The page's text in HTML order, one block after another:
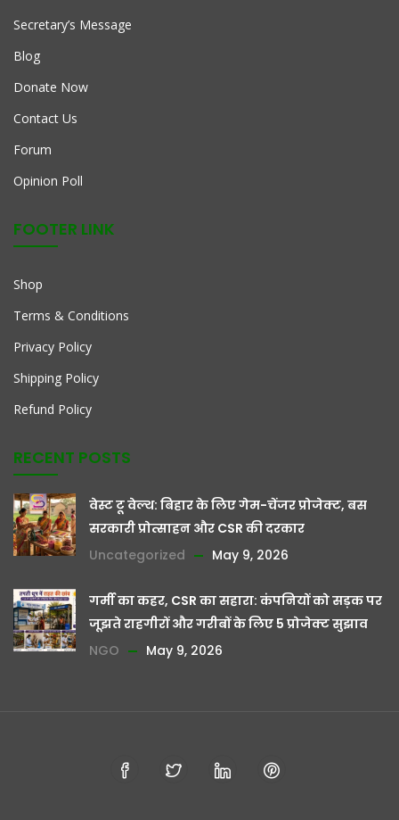
Secretary’s Message
Blog
Donate Now
Contact Us
Forum
Opinion Poll
FOOTER LINK
Shop
Terms & Conditions
Privacy Policy
Shipping Policy
Refund Policy
RECENT POSTS
वेस्ट टू वेल्थ: बिहार के लिए गेम-चेंजर प्रोजेक्ट, बस
सरकारी प्रोत्साहन और CSR की दरकार
Uncategorized
May 9, 2026
गर्मी का कहर, CSR का सहारा: कंपनियों को सड़क पर
जूझते राहगीरों और गरीबों के लिए 5 प्रोजेक्ट सुझाव
NGO
May 9, 2026